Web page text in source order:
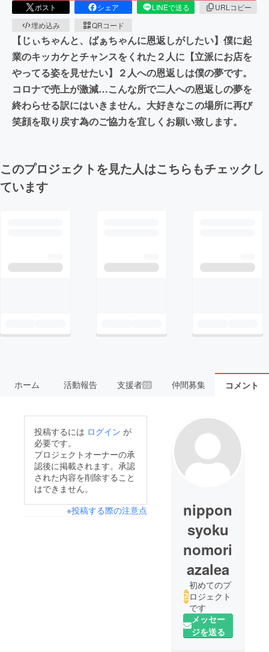
ポスト シェア LINEで送る
URLコピー
埋め込み
QRコード
【じぃちゃんと、ばぁちゃんに恩返しがしたい】僕に起
業のキッカケとチャンスをくれた２人に【立派にお店を
やってる姿を見せたい】２人への恩返しは僕の夢です。
コロナで売上が激減…こんな所で二人への恩返しの夢を
終わらせる訳にはいきません。大好きなこの場所に再び
笑顔を取り戻す為のご協力を宜しくお願い致します。
このプロジェクトを見た人はこちらもチェックし
ています
ホーム 活動報告 支援者 22 仲間募集 コメント
投稿するには ログイン が
必要です。
プロジェクトオーナーの承
認後に掲載されます。承認
された内容を削除すること
はできません。
※投稿する際の注意点
nippon
syoku
nomori
azalea
初めてのプ
ロジェクト
です
メッセー
ジを送る